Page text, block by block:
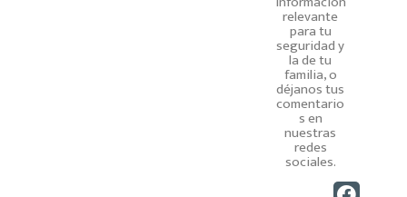
relevante
para tu
seguridad y
la de tu
familia, o
déjanos tus
comentario
s en
nuestras
redes
sociales.